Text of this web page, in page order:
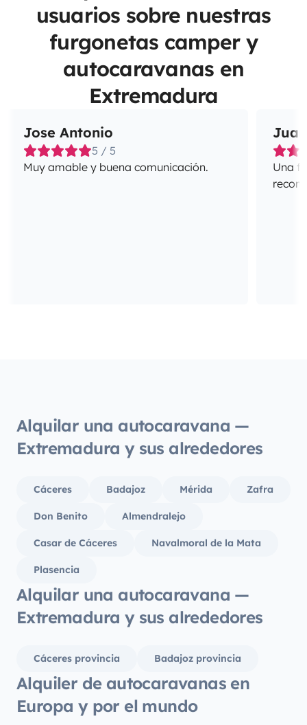
usuarios sobre nuestras
furgonetas camper y
autocaravanas en
Extremadura
Jose Antonio
5 / 5
Muy amable y buena comunicación.
Una
Alquilar una autocaravana —
Extremadura y sus alrededores
Cáceres Badajoz Mérida Zafra
Don Benito Almendralejo
Casar de Cáceres Navalmoral de la Mata
Plasencia
Alquilar una autocaravana —
Extremadura y sus alrededores
Cáceres provincia Badajoz provincia
Alquiler de autocaravanas en
Europa y por el mundo